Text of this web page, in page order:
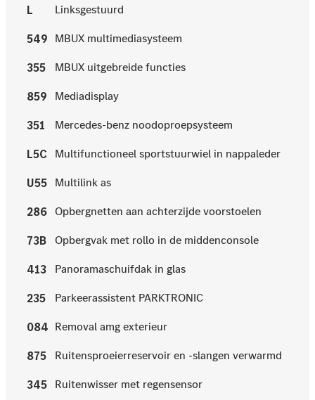
L Linksgestuurd
549 MBUX multimediasysteem
355 MBUX uitgebreide functies
859 Mediadisplay
351 Mercedes-benz noodoproepsysteem
L5C Multifunctioneel sportstuurwiel in nappaleder
U55 Multilink as
286 Opbergnetten aan achterzijde voorstoelen
73B Opbergvak met rollo in de middenconsole
413 Panoramaschuifdak in glas
235 Parkeerassistent PARKTRONIC
084 Removal amg exterieur
875 Ruitensproeierreservoir en -slangen verwarmd
345 Ruitenwisser met regensensor